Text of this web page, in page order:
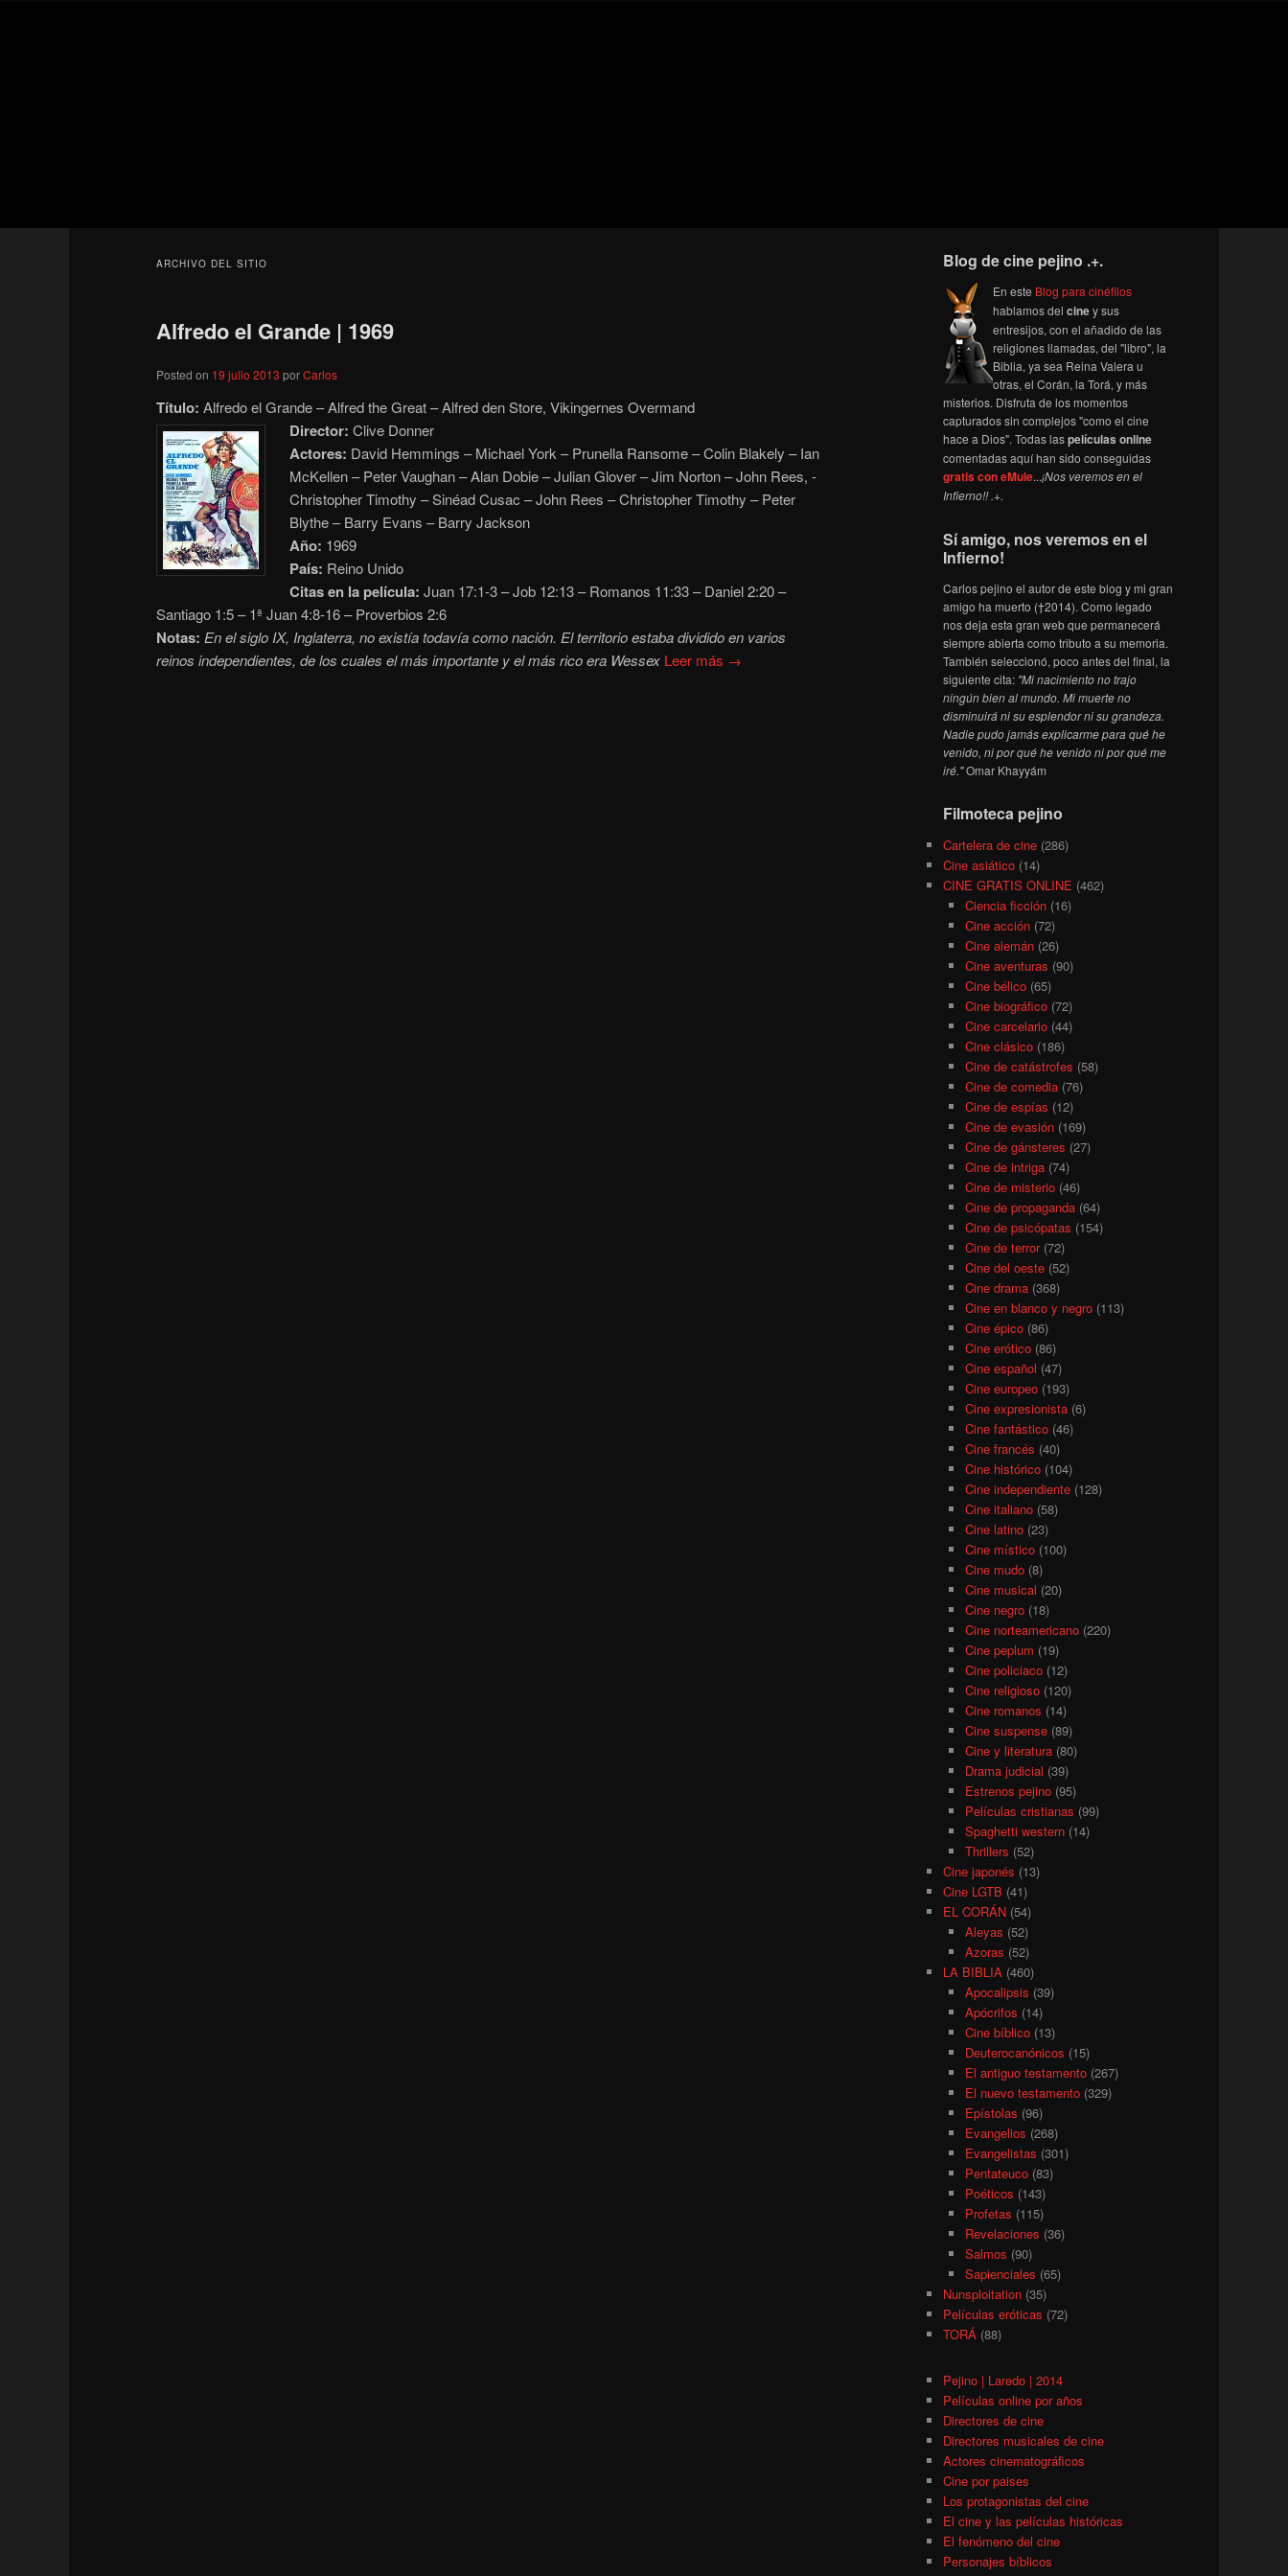
ARCHIVO DEL SITIO
Alfredo el Grande | 1969
Posted on 19 julio 2013 porCarlos
Título:Alfredo el Grande – Alfred the Great – Alfred den Store, Vikingernes Overmand
Director: Clive Donner
Actores: David Hemmings – Michael York – Prunella Ransome – Colin Blakely – Ian
McKellen – Peter Vaughan – Alan Dobie – Julian Glover – Jim Norton – John Rees, -
Christopher Timothy – Sinéad Cusac – John Rees – Christopher Timothy – Peter
Blythe – Barry Evans – Barry Jackson
Año: 1969
País: Reino Unido
Citas en la película: Juan 17:1-3 – Job 12:13 – Romanos 11:33 – Daniel 2:20 –
Santiago 1:5 – 1ª Juan 4:8-16 – Proverbios 2:6
Notas: En el siglo IX, Inglaterra, no existía todavía como nación. El territorio estaba dividido en varios
reinos independientes, de los cuales el más importante y el más rico era Wessex Leer más →
Blog de cine pejino .+.
En este Blog para cinéfilos
hablamos del ciney sus
entresijos, con el añadido de las
religiones llamadas, del "libro", la
Biblia, ya sea Reina Valera u
otras, el Corán, la Torá, y más
misterios. Disfruta de los momentos
capturados sin complejos "como el cine
hace a Dios". Todas laspelículas online
comentadas aquí han sido conseguidas
gratis con eMule...¡Nos veremos en el
Infierno!! .+.
Sí amigo, nos veremos en el
Infierno!
Carlos pejino el autor de este blog y mi gran
amigo ha muerto (†2014). Como legado
nos deja esta gran web que permanecerá
siempre abierta como tributo a su memoria.
También seleccionó, poco antes del final, la
siguiente cita: "Mi nacimiento no trajo
ningún bien al mundo. Mi muerte no
disminuirá ni su esplendor ni su grandeza.
Nadie pudo jamás explicarme para qué he
venido, ni por qué he venido ni por qué me
iré."Omar Khayyám
Filmoteca pejino
Cartelera de cine (286)
Cine asiático (14)
CINE GRATIS ONLINE (462)
Ciencia ficción(16)
Cine acción(72)
Cine alemán(26)
Cine aventuras (90)
Cine bélico(65)
Cine biográfico(72)
Cine carcelario(44)
Cine clásico(186)
Cine de catástrofes (58)
Cine de comedia(76)
Cine de espías (12)
Cine de evasión(169)
Cine de gánsteres (27)
Cine de intriga(74)
Cine de misterio(46)
Cine de propaganda(64)
Cine de psicópatas (154)
Cine de terror(72)
Cine del oeste(52)
Cine drama(368)
Cine en blanco y negro(113)
Cine épico(86)
Cine erótico(86)
Cine español (47)
Cine europeo(193)
Cine expresionista(6)
Cine fantástico(46)
Cine francés (40)
Cine histórico(104)
Cine independiente(128)
Cine italiano(58)
Cine latino(23)
Cine místico(100)
Cine mudo(8)
Cine musical (20)
Cine negro(18)
Cine norteamericano(220)
Cine peplum (19)
Cine policiaco(12)
Cine religioso(120)
Cine romanos (14)
Cine suspense(89)
Cine y literatura(80)
Drama judicial (39)
Estrenos pejino(95)
Películas cristianas (99)
Spaghetti western(14)
Thrillers (52)
Cine japonés (13)
Cine LGTB (41)
EL CORÁN (54)
Aleyas (52)
Azoras (52)
LA BIBLIA (460)
Apocalipsis (39)
Apócrifos (14)
Cine bíblico(13)
Deuterocanónicos (15)
El antiguo testamento(267)
El nuevo testamento(329)
Epístolas (96)
Evangelios (268)
Evangelistas (301)
Pentateuco(83)
Poéticos (143)
Profetas (115)
Revelaciones (36)
Salmos (90)
Sapienciales (65)
Nunsploitation (35)
Películas eróticas (72)
TORÁ (88)
Pejino | Laredo | 2014
Películas online por años
Directores de cine
Directores musicales de cine
Actores cinematográficos
Cine por paises
Los protagonistas del cine
El cine y las películas históricas
El fenómeno del cine
Personajes bíblicos